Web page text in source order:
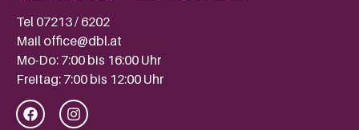
Tel 07213 / 6202
Mail office@dbl.at
Mo-Do: 7:00 bis 16:00 Uhr
Freitag: 7:00 bis 12:00 Uhr